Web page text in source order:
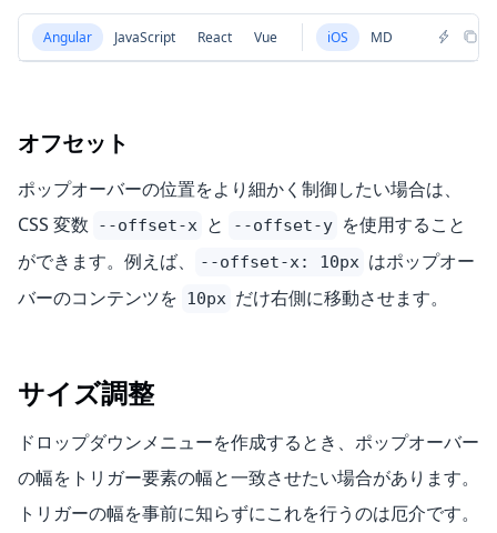
Angular JavaScript React Vue iOS MD
オフセット
ポップオーバーの位置をより細かく制御したい場合は、
CSS 変数
--offset-x と --offset-y を使用すること
ができます。例えば、
--offset-x: 10px はポップオー
バーのコンテンツを 10px だけ右側に移動させます。
サイズ調整
ドロップダウンメニューを作成するとき、ポップオーバー
の幅をトリガー要素の幅と一致させたい場合があります。
トリガーの幅を事前に知らずにこれを行うのは厄介です。